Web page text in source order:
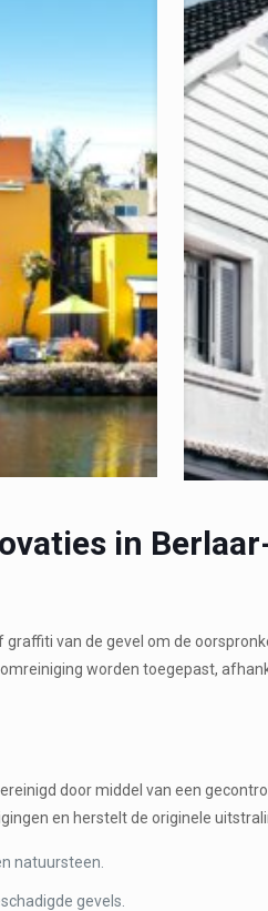
in
graffiti van de gevel om de
worden toegepast,
door middel van een
en herstelt de originele
natuursteen.
gevels.